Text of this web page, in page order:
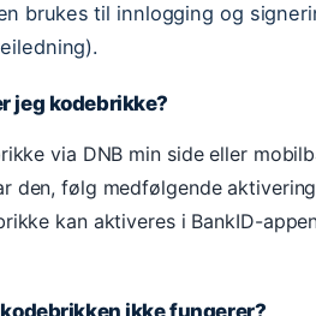
brukes til innlogging og
jeg kodebrikke?
via DNB min side eller
den, følg medfølgende
kan aktiveres i BankID-
ikke fungerer?